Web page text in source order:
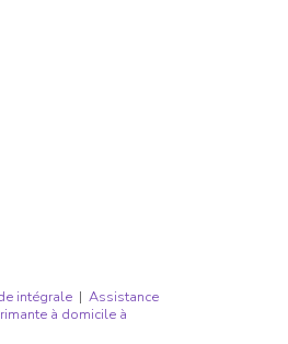
intégrale | Assistance
à domicile à